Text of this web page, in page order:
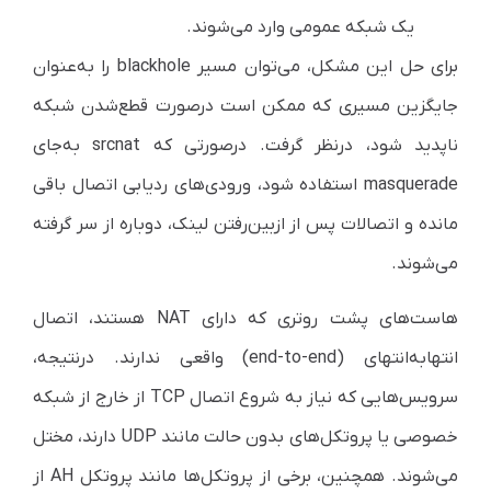
یک شبکه عمومی وارد می‌شوند.
برای حل این مشکل، می‌توان مسیر blackhole را به‌عنوان
جایگزین مسیری که ممکن است در‌صورت قطع‌شدن شبکه
ناپدید شود، در‌نظر گرفت. در‌صورتی که srcnat به‌جای
masquerade استفاده شود، ورودی‌های ردیابی اتصال باقی
مانده و اتصالات پس از از‌بین‌رفتن لینک، دوباره از سر گرفته
می‌شوند.
هاست‌های پشت روتری که دارای NAT هستند، اتصال
انتها‌به‌انتهای (end-to-end) واقعی ندارند. در‌نتیجه،
سرویس‌هایی که نیاز به شروع اتصال TCP از خارج از شبکه
خصوصی یا پروتکل‌های بدون حالت مانند UDP دارند، مختل
می‌شوند. همچنین، برخی از پروتکل‌ها مانند پروتکل AH از